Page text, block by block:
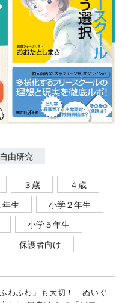
自由研究
３歳
４歳
生
小学２年生
小学５年生
保護者向け
ふわふわ」も大切！ ぬいぐ